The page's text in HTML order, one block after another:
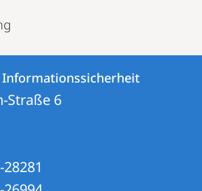
Informationssicherheit
Straße 6